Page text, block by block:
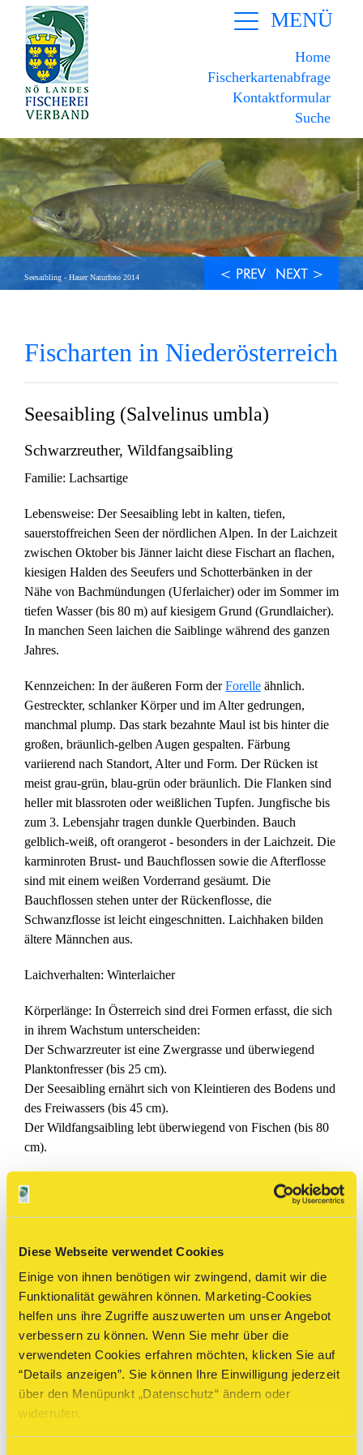
Diese Webseite verwendet Cookies
Einige von ihnen benötigen wir zwingend, damit wir die
Funktionalität gewähren können. Marketing-Cookies
helfen uns ihre Zugriffe auszuwerten um unser Angebot
verbessern zu können. Wenn Sie mehr über die
verwendeten Cookies erfahren möchten, klicken Sie auf
“Details anzeigen”. Sie können Ihre Einwilligung jederzeit
über den Menüpunkt „Datenschutz“ ändern oder
widerrufen.
MENÜ
Home
Fischerkartenabfrage
Kontaktformular
Suche
Seesaibling - Hauer Naturfoto 2014
Fischarten in Niederösterreich
Seesaibling (Salvelinus umbla)
Schwarzreuther, Wildfangsaibling
Familie: Lachsartige
Lebensweise: Der Seesaibling lebt in kalten, tiefen,
sauerstoffreichen Seen der nördlichen Alpen. In der Laichzeit
zwischen Oktober bis Jänner laicht diese Fischart an flachen,
kiesigen Halden des Seeufers und Schotterbänken in der
Nähe von Bachmündungen (Uferlaicher) oder im Sommer im
tiefen Wasser (bis 80 m) auf kiesigem Grund (Grundlaicher).
In manchen Seen laichen die Saiblinge während des ganzen
Jahres.
Kennzeichen: In der äußeren Form derForelle ähnlich.
Gestreckter, schlanker Körper und im Alter gedrungen,
manchmal plump. Das stark bezahnte Maul ist bis hinter die
großen, bräunlich-gelben Augen gespalten. Färbung
variierend nach Standort, Alter und Form. Der Rücken ist
meist grau-grün, blau-grün oder bräunlich. Die Flanken sind
heller mit blassroten oder weißlichen Tupfen. Jungfische bis
zum 3. Lebensjahr tragen dunkle Querbinden. Bauch
gelblich-weiß, oft orangerot - besonders in der Laichzeit. Die
karminroten Brust- und Bauchflossen sowie die Afterflosse
sind mit einem weißen Vorderrand gesäumt. Die
Bauchflossen stehen unter der Rückenflosse, die
Schwanzflosse ist leicht eingeschnitten. Laichhaken bilden
ältere Männchen aus.
Laichverhalten: Winterlaicher
Körperlänge: In Österreich sind drei Formen erfasst, die sich
in ihrem Wachstum unterscheiden:
Der Schwarzreuter ist eine Zwergrasse und überwiegend
Planktonfresser (bis 25 cm).
Der Seesaibling ernährt sich von Kleintieren des Bodens und
des Freiwassers (bis 45 cm).
Der Wildfangsaibling lebt überwiegend von Fischen (bis 80
cm).
Fischarten:
Flossen: Die Flossen sind beim Seesaibling weiß umrandet,
beimBachsaiblingschwarz-weiß.
Fangmethoden:
Spinnangel oder Flugangel (Fliegenfischen).
^